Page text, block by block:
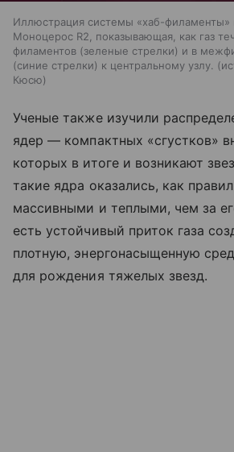
Иллюстрация системы «хаб-филаменты»
Моноцерос R2, показывающая, как газ
филаментов (зеленые стрелки) и в
(синие стрелки) к центральному узлу.
Кюсю
Ученые также изучили
ядер — компактных «сгустков»
которых в итоге и возникают
такие ядра оказались, как
массивными и теплыми, чем за
есть устойчивый приток газа
плотную, энергонасыщенную
для рождения тяжелых звезд.